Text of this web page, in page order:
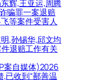
辉,王亚运,周腾
骗罪一案退赔
等案件受害人
,孙锡华,邱文均
退赔工作有关
案自媒体)2026
已收到“鄯善温